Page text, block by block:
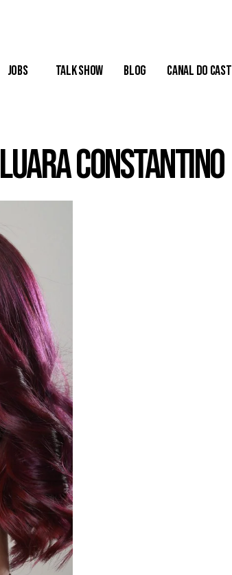
Jobs Talk Show Blog Canal do Cast
Luara Constantino